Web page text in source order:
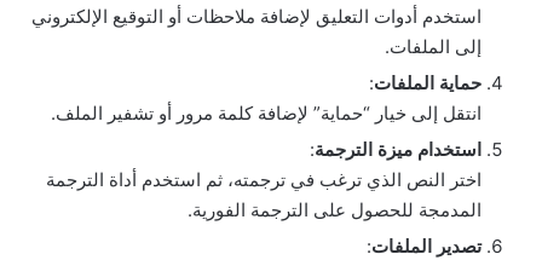
استخدم أدوات التعليق لإضافة ملاحظات أو التوقيع الإلكتروني
إلى الملفات.
حماية الملفات:
انتقل إلى خيار “حماية” لإضافة كلمة مرور أو تشفير الملف.
استخدام ميزة الترجمة:
اختر النص الذي ترغب في ترجمته، ثم استخدم أداة الترجمة
المدمجة للحصول على الترجمة الفورية.
تصدير الملفات: